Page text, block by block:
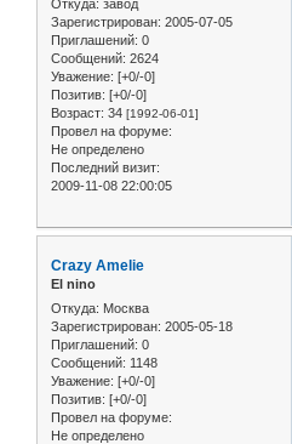
Откуда: завод
Зарегистрирован: 2005-07-05
Приглашений: 0
Сообщений: 2624
Уважение: [+0/-0]
Позитив: [+0/-0]
Возраст: 34 [1992-06-01]
Провел на форуме:
Не определено
Последний визит:
2009-11-08 22:00:05
Crazy Amelie
El nino
Откуда: Москва
Зарегистрирован: 2005-05-18
Приглашений: 0
Сообщений: 1148
Уважение: [+0/-0]
Позитив: [+0/-0]
Провел на форуме:
Не определено